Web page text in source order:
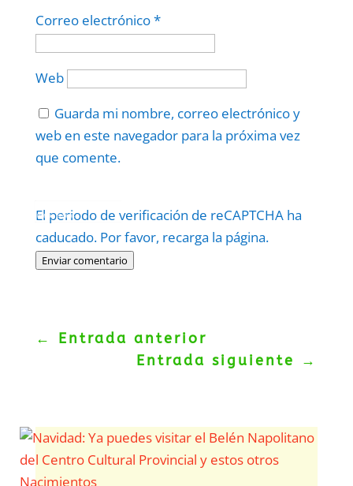
Correo electrónico*
Web
Guarda mi nombre, correo electrónico y
web en este navegador para la próxima vez
que comente.
El periodo de verificación de reCAPTCHA ha
caducado. Por favor, recarga la página.
Enviar comentario
Politica–Términos.
← Entrada anterior
Entrada siguiente
→